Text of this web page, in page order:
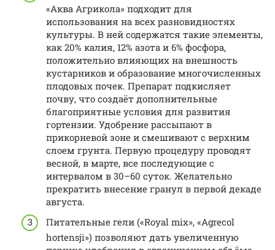
«Аква Агрикола» подходит для
использования на всех разновидностях
культуры. В ней содержатся такие элементы,
как 20% калия, 12% азота и 6% фосфора,
положительно влияющих на внешность
кустарников и образование многочисленных
плодовых почек. Препарат подкисляет
почву, что создаёт дополнительные
благоприятные условия для развития
гортензии. Удобрение рассыпают в
прикорневой зоне и смешивают с верхним
слоем грунта. Первую процедуру проводят
весной, в марте, все последующие с
интервалом в 30–60 суток. Желательно
прекратить внесение гранул в первой декаде
августа.
Питательные гели («Royal mix», «Agrecol
hortensji») позволяют дать увеличенную